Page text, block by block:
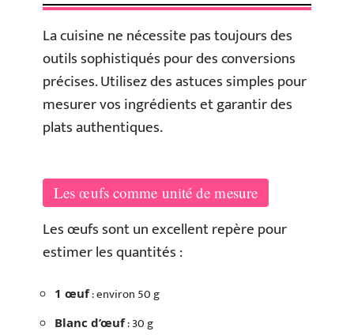
La cuisine ne nécessite pas toujours des
outils sophistiqués pour des conversions
précises. Utilisez des astuces simples pour
mesurer vos ingrédients et garantir des
plats authentiques.
Les œufs comme unité de mesure
Les œufs sont un excellent repère pour
estimer les quantités :
1 œuf: environ 50 g
Blanc d’œuf: 30 g